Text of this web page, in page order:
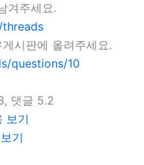
겨주세요.
시판에 올려주세요.
questions/10
댓글 5.2
보기
기